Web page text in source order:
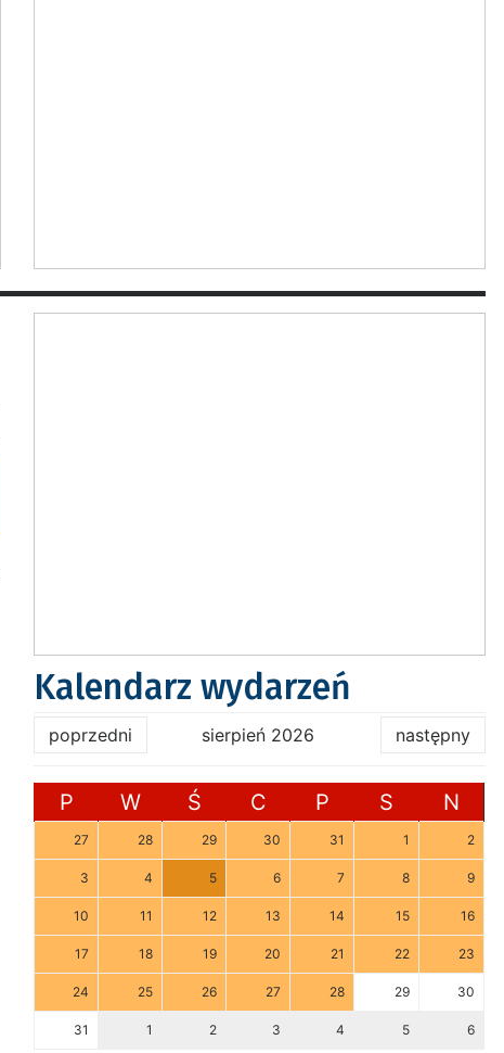
Kalendarz wydarzeń
poprzedni sierpień 2026 następny
P W Ś C P S N
27 28 29 30 31 1 2
3 4 5 6 7 8 9
10 11 12 13 14 15 16
17 18 19 20 21 22 23
24 25 26 27 28 29 30
31 1 2 3 4 5 6